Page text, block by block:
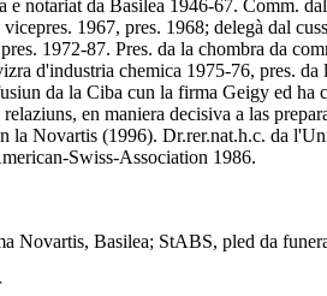
e notariat da Basilea 1946-67. Comm.
1967, pres. 1968; delegà dal
1972-87. Pres. da la chombra da
d'industria chemica 1975-76, pres. da
da la Ciba cun la firma Geigy ed ha
relaziuns, en maniera decisiva a las
la Novartis (1996). Dr.rer.nat.h.c. da
Swiss-Association 1986.
Novartis, Basilea; StABS, pled da